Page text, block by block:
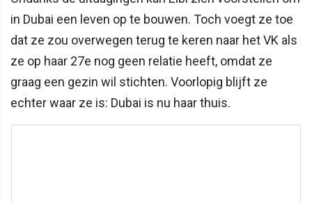
in Dubai een leven op te bouwen. Toch voegt ze toe
dat ze zou overwegen terug te keren naar het VK als
ze op haar 27e nog geen relatie heeft, omdat ze
graag een gezin wil stichten. Voorlopig blijft ze
echter waar ze is: Dubai is nu haar thuis.